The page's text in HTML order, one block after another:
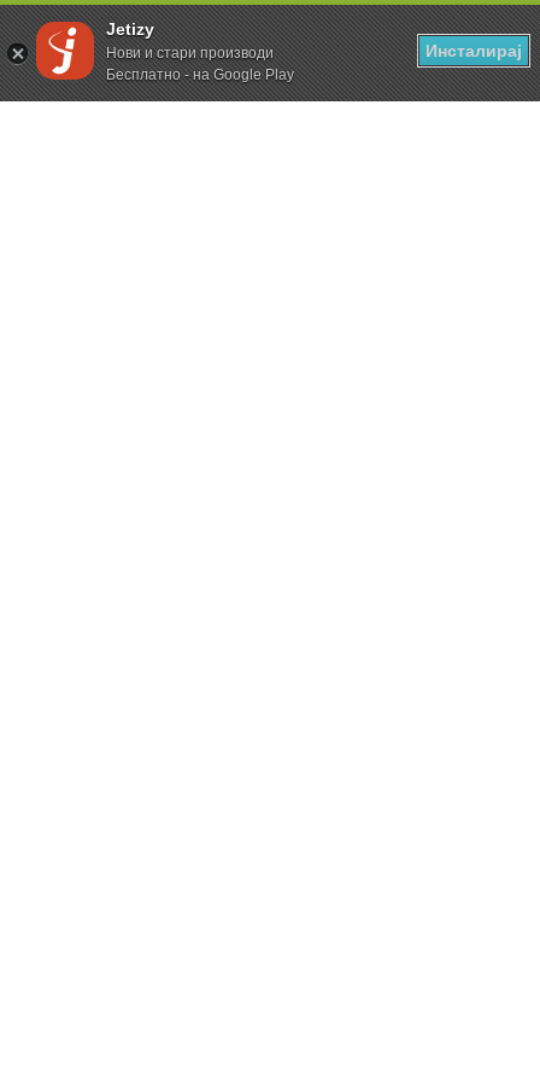
Jetizy
Нови и стари производи
Бесплатно - на Google Play
Инсталирај